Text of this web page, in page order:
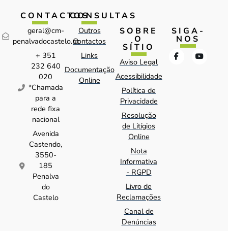
CONTACTOS
geral@cm-
penalvadocastelo.pt
+ 351
232 640
020
*Chamada
para a
rede fixa
nacional
Avenida
Castendo,
3550-
185
Penalva
do
Castelo
CONSULTAS
Outros
Contactos
Links
Documentação
Online
SOBRE
O
SÍTIO
Aviso Legal
Acessibilidade
Política de
Privacidade
Resolução
de Litígios
Online
Nota
Informativa
- RGPD
Livro de
Reclamações
Canal de
Denúncias
SIGA-
NOS